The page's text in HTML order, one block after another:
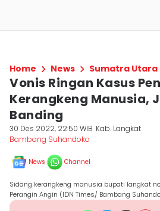
Home News Sumatra Utara
Vonis Ringan Kasus
Kerangkeng Manusia,
Banding
30 Des 2022, 22:50 WIB Kab. Langkat
Bambang Suhandoko
News Channel
Sidang kerangkeng manusia bupati langkat
Perangin Angin (IDN Times/ Bambang